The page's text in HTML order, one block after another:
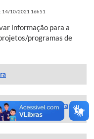
14/10/2021 16h51
informação para a
programas de
informática básica para